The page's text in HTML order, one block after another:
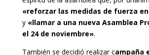
«reforzar las medidas de fuerza
y «llamar a una nueva Asamblea
el 24 de noviembre».
También se decidió realizar campaña